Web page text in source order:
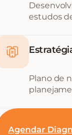
estudos
Plano de
Agendar